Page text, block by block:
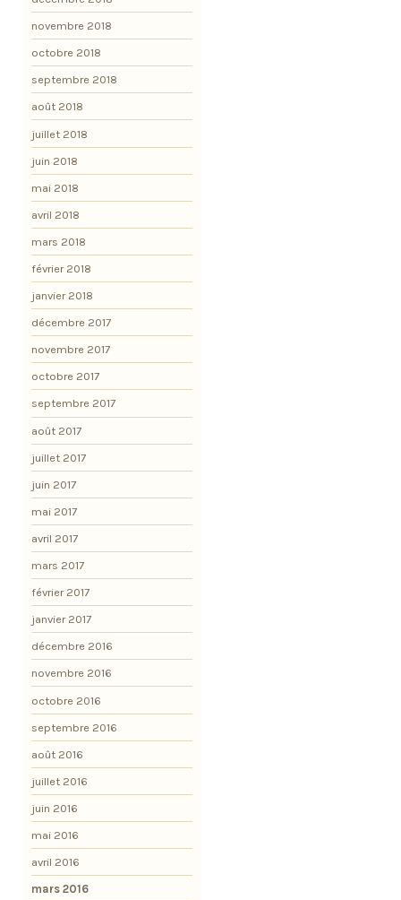
novembre 2018
octobre 2018
septembre 2018
août 2018
juillet 2018
juin 2018
mai 2018
avril 2018
mars 2018
février 2018
janvier 2018
décembre 2017
novembre 2017
octobre 2017
septembre 2017
août 2017
juillet 2017
juin 2017
mai 2017
avril 2017
mars 2017
février 2017
janvier 2017
décembre 2016
novembre 2016
octobre 2016
septembre 2016
août 2016
juillet 2016
juin 2016
mai 2016
avril 2016
mars 2016